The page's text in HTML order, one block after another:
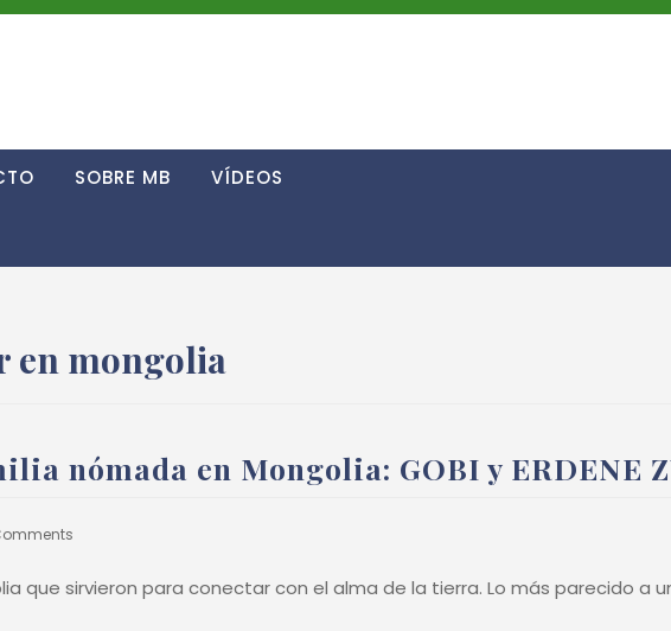
SOBRE MB VÍDEOS
en mongolia
nómada en Mongolia: GOBI y ERDENE
que sirvieron para conectar con el alma de la tierra. Lo más parecido a